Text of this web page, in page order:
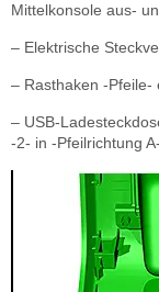
Mittelkonsole aus-
– Elektrische
– Rasthaken -Pfeile-
– USB-
-2- in -Pfeilrichtung